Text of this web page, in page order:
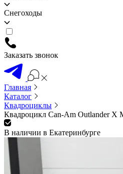
Снегоходы
Заказать звонок
Главная
Каталог
Квадроциклы
Квадроцикл Can-Am Outlander X
В наличии в Екатеринбурге